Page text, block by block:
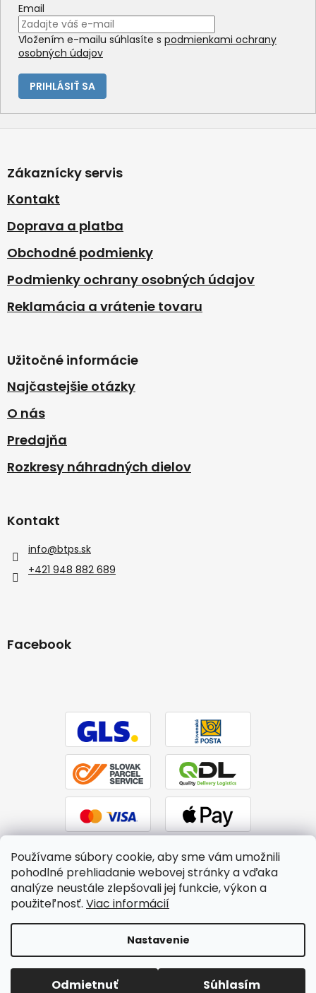
Používame súbory cookie, aby sme vám umožnili
pohodlné prehliadanie webovej stránky a vďaka
analýze neustále zlepšovali jej funkcie, výkon a
použiteľnosť. Viac informácií
Nastavenie
Odmietnuť Súhlasím
Email
Vložením e-mailu súhlasíte s podmienkami ochrany
osobných údajov
PRIHLÁSIŤ SA
p
ä
e
Zákaznícky servis
Kontakt
Doprava a platba
Obchodné podmienky
Podmienky ochrany osobných údajov
Reklamácia a vrátenie tovaru
Užitočné informácie
Najčastejšie otázky
O nás
Predajňa
Rozkresy náhradných dielov
Kontakt
info@btps.sk
+421 948 882 689
Facebook
Copyright 2026BTPS.sk. Všetky práva vyhradené.Upraviť
nastavenie cookies